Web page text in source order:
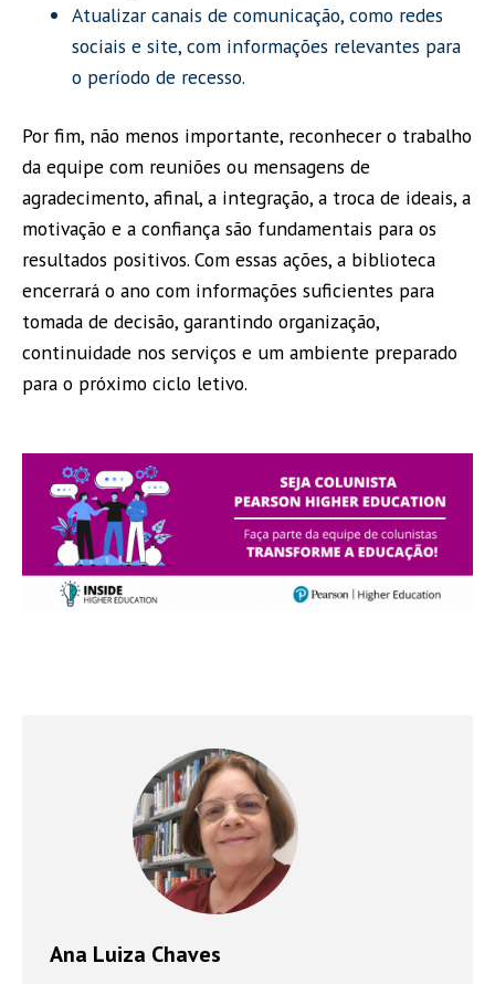
Atualizar canais de comunicação, como redes
sociais e site, com informações relevantes para
o período de recesso.
Por fim, não menos importante, reconhecer o trabalho
da equipe com reuniões ou mensagens de
agradecimento, afinal, a integração, a troca de ideais, a
motivação e a confiança são fundamentais para os
resultados positivos. Com essas ações, a biblioteca
encerrará o ano com informações suficientes para
tomada de decisão, garantindo organização,
continuidade nos serviços e um ambiente preparado
para o próximo ciclo letivo.
Ana Luiza Chaves